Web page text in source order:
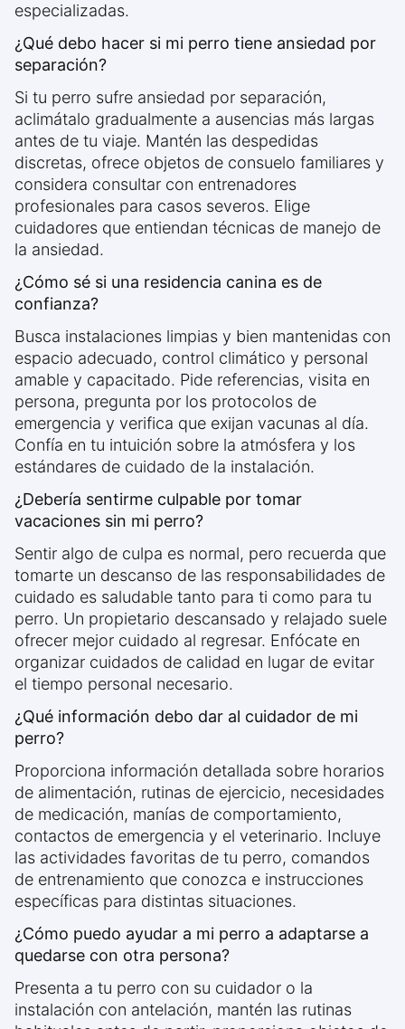
especializadas.
¿Qué debo hacer si mi perro tiene ansiedad por
separación?
Si tu perro sufre ansiedad por separación,
aclimátalo gradualmente a ausencias más largas
antes de tu viaje. Mantén las despedidas
discretas, ofrece objetos de consuelo familiares y
considera consultar con entrenadores
profesionales para casos severos. Elige
cuidadores que entiendan técnicas de manejo de
la ansiedad.
¿Cómo sé si una residencia canina es de
confianza?
Busca instalaciones limpias y bien mantenidas con
espacio adecuado, control climático y personal
amable y capacitado. Pide referencias, visita en
persona, pregunta por los protocolos de
emergencia y verifica que exijan vacunas al día.
Confía en tu intuición sobre la atmósfera y los
estándares de cuidado de la instalación.
¿Debería sentirme culpable por tomar
vacaciones sin mi perro?
Sentir algo de culpa es normal, pero recuerda que
tomarte un descanso de las responsabilidades de
cuidado es saludable tanto para ti como para tu
perro. Un propietario descansado y relajado suele
ofrecer mejor cuidado al regresar. Enfócate en
organizar cuidados de calidad en lugar de evitar
el tiempo personal necesario.
¿Qué información debo dar al cuidador de mi
perro?
Proporciona información detallada sobre horarios
de alimentación, rutinas de ejercicio, necesidades
de medicación, manías de comportamiento,
contactos de emergencia y el veterinario. Incluye
las actividades favoritas de tu perro, comandos
de entrenamiento que conozca e instrucciones
específicas para distintas situaciones.
¿Cómo puedo ayudar a mi perro a adaptarse a
quedarse con otra persona?
Presenta a tu perro con su cuidador o la
instalación con antelación, mantén las rutinas